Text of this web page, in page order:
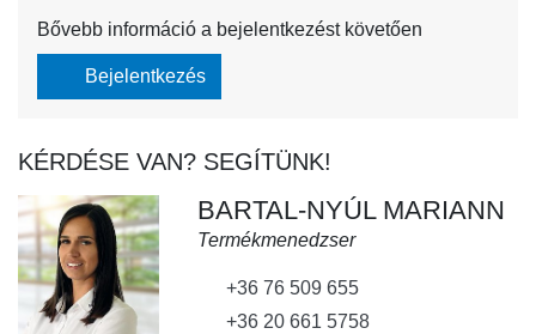
Bővebb információ a bejelentkezést követően
Bejelentkezés
KÉRDÉSE VAN? SEGÍTÜNK!
BARTAL-NYÚL MARIANN
Termékmenedzser
+36 76 509 655
+36 20 661 5758